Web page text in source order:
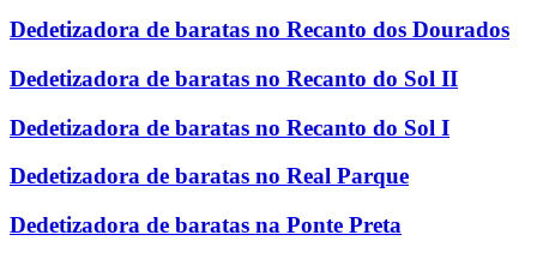
Dedetizadora de baratas no Recanto dos Dourados
Dedetizadora de baratas no Recanto do Sol II
Dedetizadora de baratas no Recanto do Sol I
Dedetizadora de baratas no Real Parque
Dedetizadora de baratas na Ponte Preta